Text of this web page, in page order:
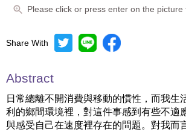
Please click or press enter on the picture
Share With
Abstract
日常總離不開消費與移動的慣性，而我生
利的鄉間環境裡，對這件事感到有些不適
與感受自己在速度裡存在的問題。對我而